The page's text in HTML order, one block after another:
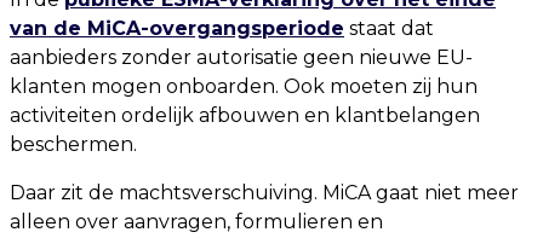
van de MiCA-overgangsperiode staat dat
aanbieders zonder autorisatie geen nieuwe EU-
klanten mogen onboarden. Ook moeten zij hun
activiteiten ordelijk afbouwen en klantbelangen
beschermen.
Daar zit de machtsverschuiving. MiCA gaat niet meer
alleen over aanvragen, formulieren en